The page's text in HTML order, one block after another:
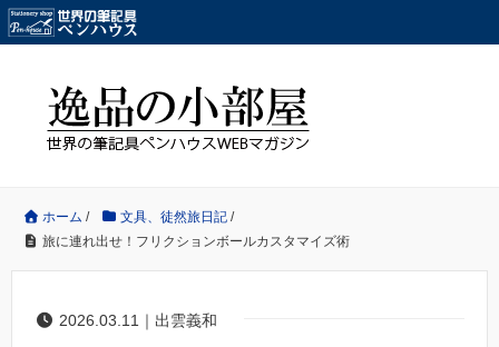
ホーム / 文具、徒然旅日記 /
旅に連れ出せ！フリクションボールカスタマイズ術
2026.03.11｜出雲義和